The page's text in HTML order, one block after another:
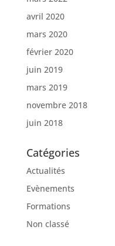
avril 2020
mars 2020
février 2020
juin 2019
mars 2019
novembre 2018
juin 2018
Catégories
Actualités
Evènements
Formations
Non classé